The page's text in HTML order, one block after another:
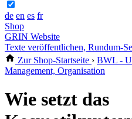
de en es fr
Shop
GRIN Website
Texte veröffentlichen, Rundum-
Zur Shop-Startseite › BWL -
Management, Organisation
Wie setzt das